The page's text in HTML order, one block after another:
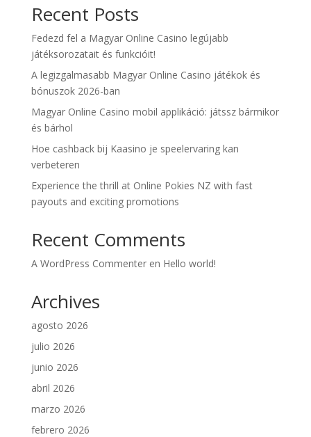
Recent Posts
Fedezd fel a Magyar Online Casino legújabb
játéksorozatait és funkcióit!
A legizgalmasabb Magyar Online Casino játékok és
bónuszok 2026-ban
Magyar Online Casino mobil applikáció: játssz bármikor
és bárhol
Hoe cashback bij Kaasino je speelervaring kan
verbeteren
Experience the thrill at Online Pokies NZ with fast
payouts and exciting promotions
Recent Comments
A WordPress Commenteren Hello world!
Archives
agosto 2026
julio 2026
junio 2026
abril 2026
marzo 2026
febrero 2026